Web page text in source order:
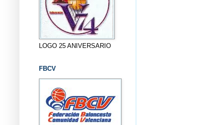
LOGO 25 ANIVERSARIO
FBCV